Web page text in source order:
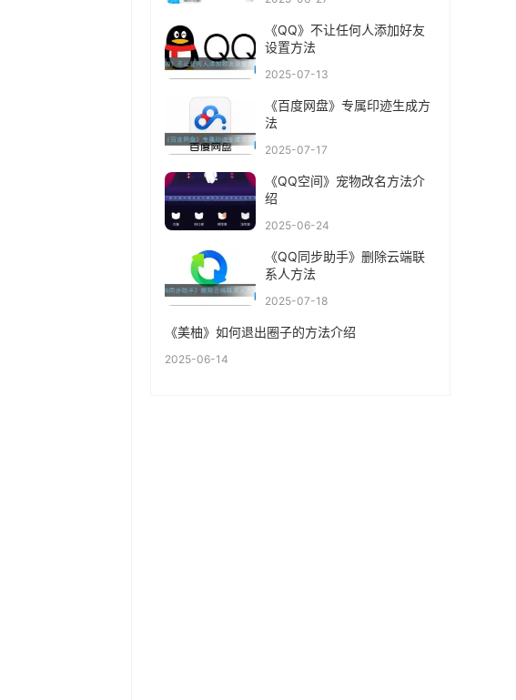
《QQ》不让任何人添加好友
设置方法
2025-07-13
《百度网盘》专属印迹生成方
法
2025-07-17
《QQ空间》宠物改名方法介
绍
2025-06-24
《QQ同步助手》删除云端联
系人方法
2025-07-18
《美柚》如何退出圈子的方法介绍
2025-06-14